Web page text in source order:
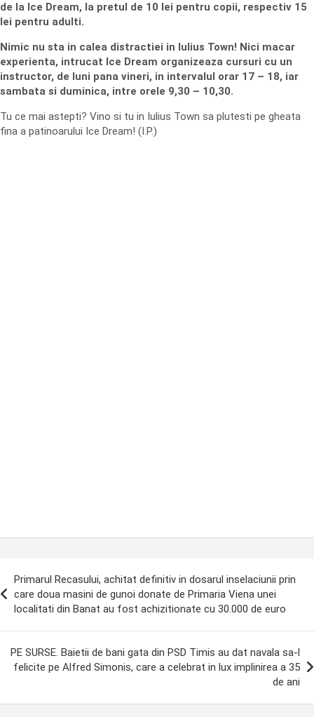
de la Ice Dream, la pretul de 10 lei pentru copii, respectiv 15
lei pentru adulti.
Nimic nu sta in calea distractiei in Iulius Town! Nici macar
experienta, intrucat Ice Dream organizeaza cursuri cu un
instructor, de luni pana vineri, in intervalul orar 17 – 18, iar
sambata si duminica, intre orele 9,30 – 10,30.
Tu ce mai astepti? Vino si tu in Iulius Town sa plutesti pe gheata
fina a patinoarului Ice Dream! (I.P.)
Primarul Recasului, achitat definitiv in dosarul inselaciunii prin
care doua masini de gunoi donate de Primaria Viena unei
localitati din Banat au fost achizitionate cu 30.000 de euro
PE SURSE. Baietii de bani gata din PSD Timis au dat navala sa-l
felicite pe Alfred Simonis, care a celebrat in lux implinirea a 35
de ani